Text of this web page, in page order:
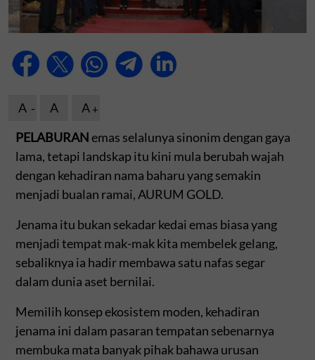
A A
A
PELABURANemas selalunya sinonim dengan gaya
lama, tetapi landskap itu kini mula berubah wajah
dengan kehadiran nama baharu yang semakin
menjadi bualan ramai, AURUM GOLD.
Jenama itu bukan sekadar kedai emas biasa yang
menjadi tempat mak-mak kita membelek gelang,
sebaliknya ia hadir membawa satu nafas segar
dalam dunia aset bernilai.
Memilih konsep ekosistem moden, kehadiran
jenama ini dalam pasaran tempatan sebenarnya
membuka mata banyak pihak bahawa urusan